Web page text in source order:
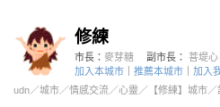
修練
市長： 麥芽糖 副市長： 菩堤心
加入本城市
推薦本城市 加入
udn／城市／情感交流／心靈 ／ 【修練】城市